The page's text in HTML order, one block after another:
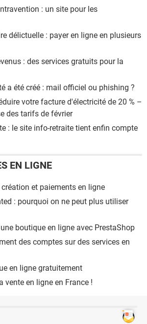
: un site pour les
délictuelle : payer en ligne en plusieurs
: des services gratuits pour la
a été créé : mail officiel ou phishing ?
votre facture d'électricité de 20 % –
des tarifs de février
: le site info-retraite tient enfin compte
EN LIGNE
et paiements en ligne
: pourquoi on ne peut plus utiliser
boutique en ligne avec PrestaShop
des comptes sur des services en
en ligne gratuitement
vente en ligne en France !